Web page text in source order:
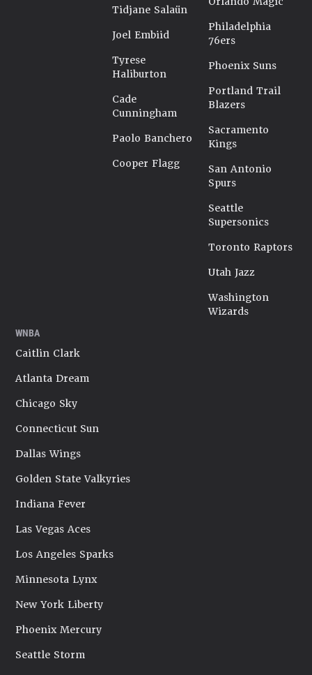
Tidjane Salaün
Joel Embiid
Tyrese
Haliburton
Cade
Cunningham
Paolo Banchero
Cooper Flagg
Philadelphia
76ers
Phoenix Suns
Portland Trail
Blazers
Sacramento
Kings
San Antonio
Spurs
Seattle
Supersonics
Toronto Raptors
Utah Jazz
Washington
Wizards
WNBA
Caitlin Clark
Atlanta Dream
Chicago Sky
Connecticut Sun
Dallas Wings
Golden State Valkyries
Indiana Fever
Las Vegas Aces
Los Angeles Sparks
Minnesota Lynx
New York Liberty
Phoenix Mercury
Seattle Storm